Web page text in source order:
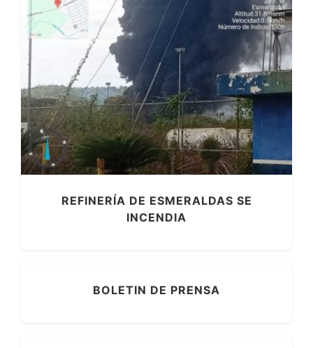
REFINERÍA DE ESMERALDAS SE
INCENDIA
BOLETIN DE PRENSA